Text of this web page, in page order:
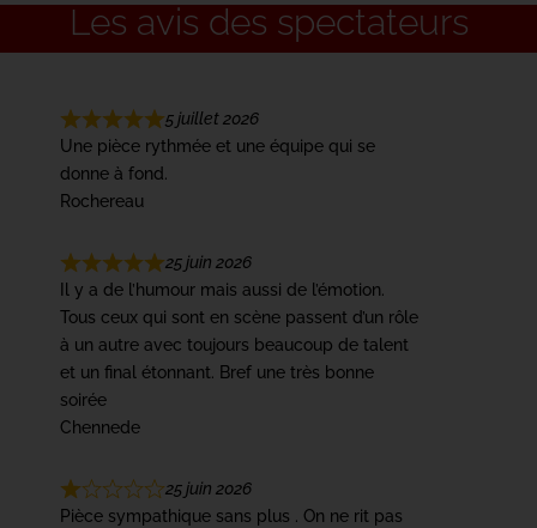
Les avis des spectateurs
5 juillet 2026
Une pièce rythmée et une équipe qui se
donne à fond.
Rochereau
25 juin 2026
Il y a de l’humour mais aussi de l’émotion.
Tous ceux qui sont en scène passent d’un rôle
à un autre avec toujours beaucoup de talent
et un final étonnant. Bref une très bonne
soirée
Chennede
25 juin 2026
Pièce sympathique sans plus . On ne rit pas